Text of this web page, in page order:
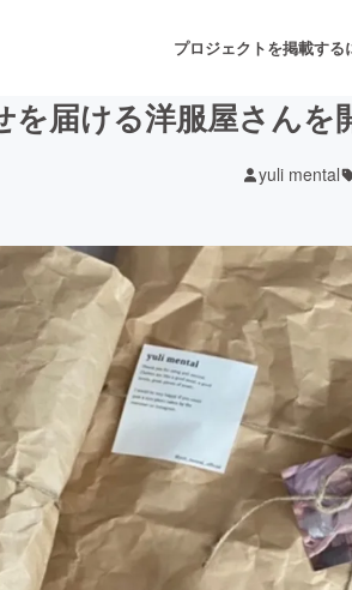
プロジェクトを掲載する
音楽
ゲーム・サービス開発
書籍・雑誌出版
チャレンジ
を届ける洋服屋さん
yuli mental